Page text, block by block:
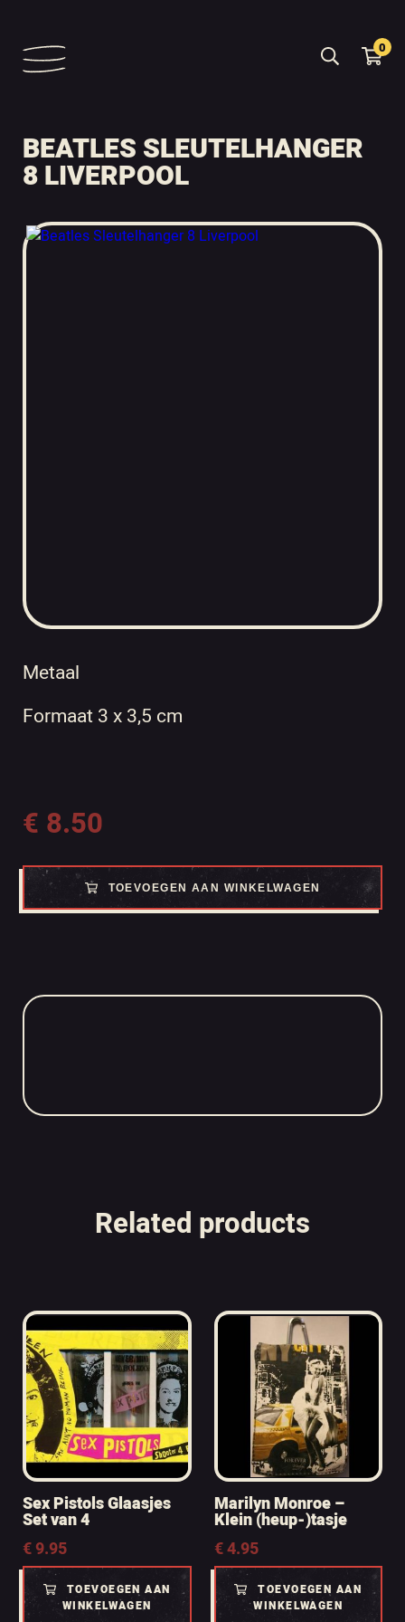
0
BEATLES SLEUTELHANGER
8 LIVERPOOL
Metaal
Formaat 3 x 3,5 cm
€ 8.50
TOEVOEGEN AAN WINKELWAGEN
Related products
Sex Pistols Glaasjes
Set van 4
€9.95
TOEVOEGEN AAN
WINKELWAGEN
Marilyn Monroe –
Klein (heup-)tasje
€4.95
TOEVOEGEN AAN
WINKELWAGEN